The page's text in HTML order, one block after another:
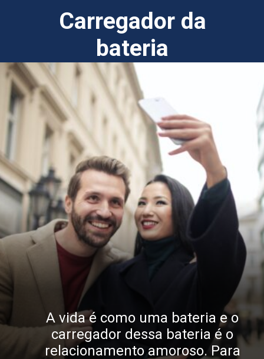
A vida é como uma bateria e o
carregador dessa bateria é o
relacionamento amoroso. Para
Carregador da
bateria